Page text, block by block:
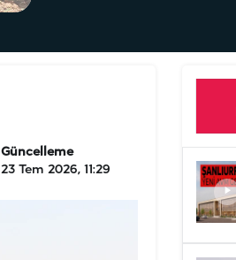
Güncelleme
23 Tem 2026, 11:29